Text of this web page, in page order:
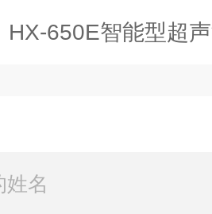
HX-650E智能型超